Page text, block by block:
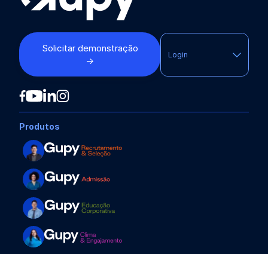
Solicitar demonstração
→
Login
Produtos